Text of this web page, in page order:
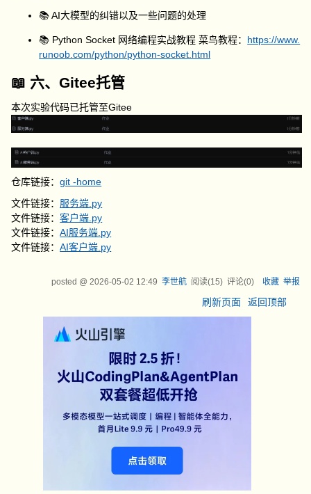
📚 AI大模型的纠错以及一些问题的处理
📚 Python Socket 网络编程实战教程 菜鸟教程： https://www.
runoob.com/python/python-socket.html
📖 六、Gitee托管
本次实验代码已托管至Gitee
仓库链接：git -home
文件链接： 服务端.py
文件链接：客户端.py
文件链接：AI服务端.py
文件链接：AI客户端.py
posted @ 2026-05-02 12:49 李世航阅读(15) 评论(0) 收藏 举报
刷新页面 返回顶部